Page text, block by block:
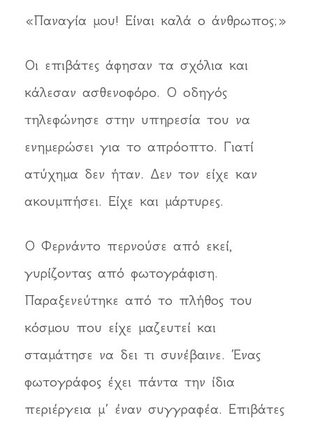
«Παναγία μου! Είναι καλά ο άνθρωπος;»
Οι επιβάτες άφησαν τα σχόλια και
κάλεσαν ασθενοφόρο. Ο οδηγός
τηλεφώνησε στην υπηρεσία του να
ενημερώσει για το απρόοπτο. Γιατί
ατύχημα δεν ήταν. Δεν τον είχε καν
ακουμπήσει. Είχε και μάρτυρες.
Ο Φερνάντο περνούσε από εκεί,
γυρίζοντας από φωτογράφιση.
Παραξενεύτηκε από το πλήθος του
κόσμου που είχε μαζευτεί και
σταμάτησε να δει τι συνέβαινε. Ένας
φωτογράφος έχει πάντα την ίδια
περιέργεια μ’ έναν συγγραφέα. Επιβάτες